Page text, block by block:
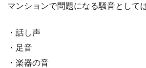
件で賃貸経営する
マンションで問題になる騒音としては
・話し声
・足音
・楽器の音